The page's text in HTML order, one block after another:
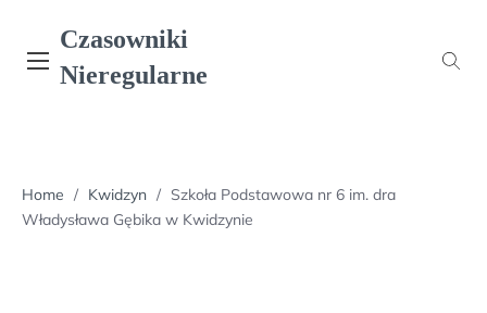
content
Czasowniki
Nieregularne
Home / Kwidzyn / Szkoła Podstawowa nr 6 im. dra
Władysława Gębika w Kwidzynie